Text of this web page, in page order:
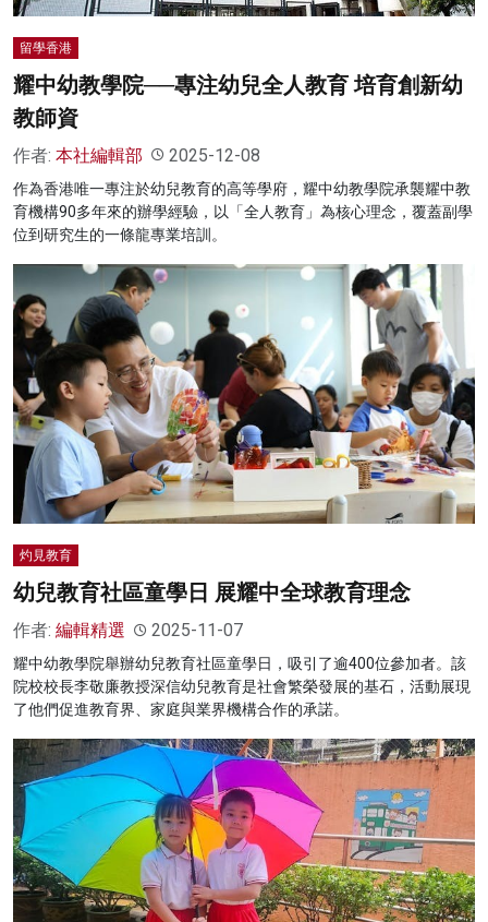
留學香港
耀中幼教學院──專注幼兒全人教育 培育創新幼
教師資
作者: 本社編輯部 2025-12-08
作為香港唯一專注於幼兒教育的高等學府，耀中幼教學院承襲耀中教
育機構90多年來的辦學經驗，以「全人教育」為核心理念，覆蓋副學
位到研究生的一條龍專業培訓。
灼見教育
幼兒教育社區童學日 展耀中全球教育理念
作者: 編輯精選 2025-11-07
耀中幼教學院舉辦幼兒教育社區童學日，吸引了逾400位參加者。該
院校校長李敬廉教授深信幼兒教育是社會繁榮發展的基石，活動展現
了他們促進教育界、家庭與業界機構合作的承諾。